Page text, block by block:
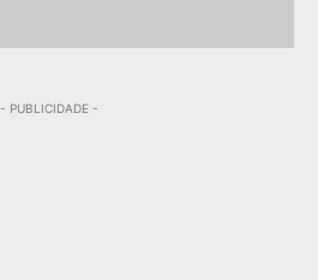
- PUBLICIDADE -